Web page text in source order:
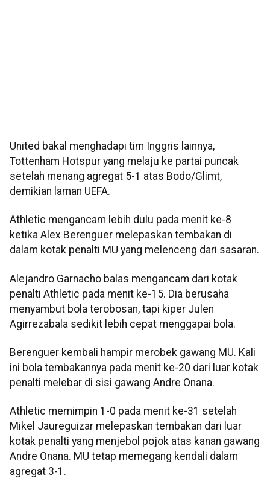
United bakal menghadapi tim Inggris lainnya,
Tottenham Hotspur yang melaju ke partai puncak
setelah menang agregat 5-1 atas Bodo/Glimt,
demikian laman UEFA.
Athletic mengancam lebih dulu pada menit ke-8
ketika Alex Berenguer melepaskan tembakan di
dalam kotak penalti MU yang melenceng dari sasaran.
Alejandro Garnacho balas mengancam dari kotak
penalti Athletic pada menit ke-15. Dia berusaha
menyambut bola terobosan, tapi kiper Julen
Agirrezabala sedikit lebih cepat menggapai bola.
Berenguer kembali hampir merobek gawang MU. Kali
ini bola tembakannya pada menit ke-20 dari luar kotak
penalti melebar di sisi gawang Andre Onana.
Athletic memimpin 1-0 pada menit ke-31 setelah
Mikel Jaureguizar melepaskan tembakan dari luar
kotak penalti yang menjebol pojok atas kanan gawang
Andre Onana. MU tetap memegang kendali dalam
agregat 3-1.